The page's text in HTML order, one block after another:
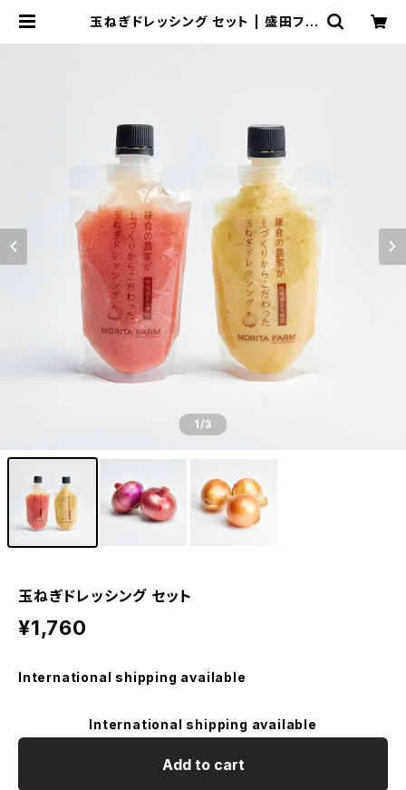
玉ねぎドレッシング セット | 盛田ファ
1/3
玉ねぎドレッシング セット
¥1,760
International shipping available
International shipping available
Add to cart